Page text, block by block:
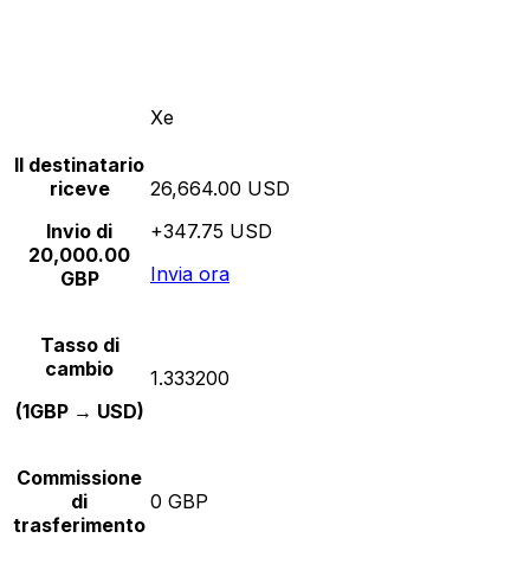
Xe
Il destinatario
riceve
Invio di
20,000.00
GBP
26,664.00 USD
+347.75 USD
Invia ora
Tasso di
cambio
(1GBP → USD)
1.333200
Commissione
di
trasferimento
0 GBP